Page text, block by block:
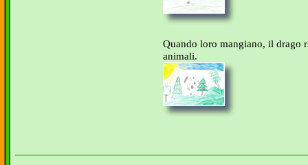
Quando loro mangiano, il drago
animali.